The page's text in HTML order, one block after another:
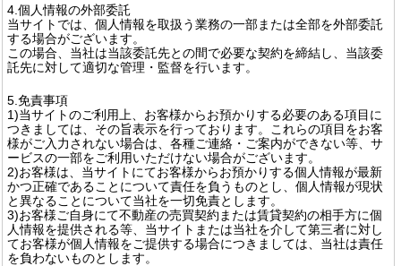
4.個人情報の外部委託
当サイトでは、個人情報を取扱う業務の一部または全部を外部委託
する場合がございます。
この場合、当社は当該委託先との間で必要な契約を締結し、当該委
託先に対して適切な管理・監督を行います。
5.免責事項
1)当サイトのご利用上、お客様からお預かりする必要のある項目に
つきましては、その旨表示を行っております。これらの項目をお客
様がご入力されない場合は、各種ご連絡・ご案内ができない等、サ
ービスの一部をご利用いただけない場合がございます。
2)お客様は、当サイトにてお客様からお預かりする個人情報が最新
かつ正確であることについて責任を負うものとし、個人情報が現状
と異なることについて当社を一切免責とします。
3)お客様ご自身にて不動産の売買契約または賃貸契約の相手方に個
人情報を提供される等、当サイトまたは当社を介して第三者に対し
てお客様が個人情報をご提供する場合につきましては、当社は責任
を負わないものとします。